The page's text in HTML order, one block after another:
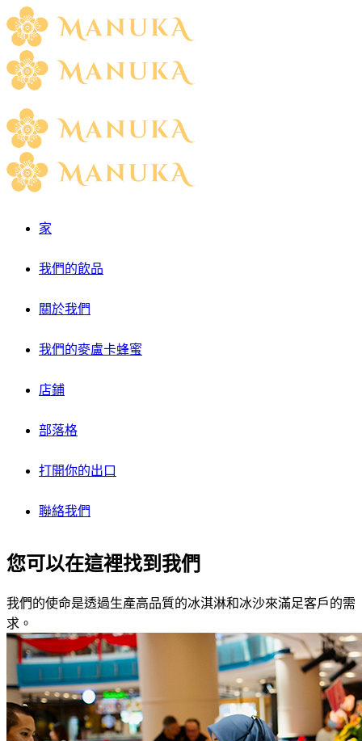
家
我們的飲品
關於我們
我們的麥盧卡蜂蜜
店鋪
部落格
打開你的出口
聯絡我們
您可以在這裡找到我們
我們的使命是透過生產高品質的冰淇淋和冰沙來滿足客戶的需
求。